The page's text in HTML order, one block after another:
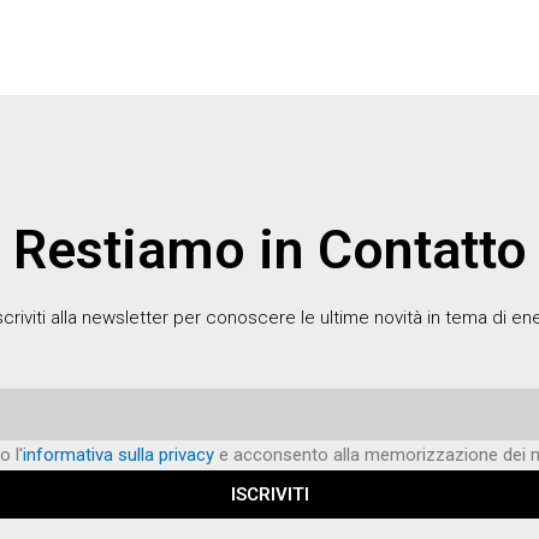
Restiamo in Contatto
alla newsletter per conoscere le ultime novità in tema di
l'informativa sulla privacy e acconsento alla memorizzazione dei
ISCRIVITI